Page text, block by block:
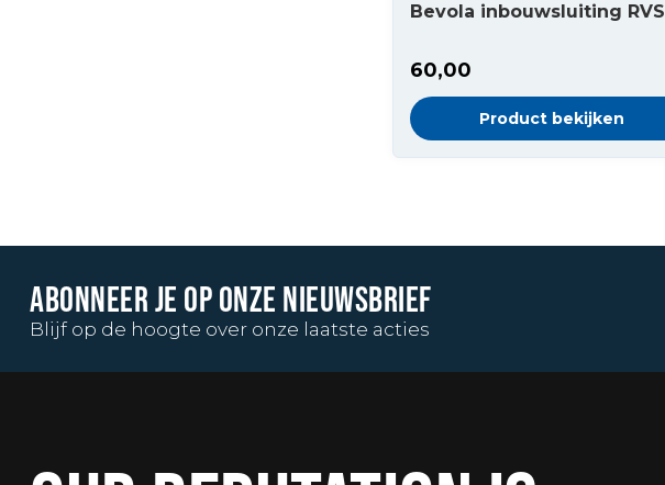
Bevola inbouwsluiting RVS
60,00
Product bekijken
ABONNEER JE OP ONZE NIEUWSBRIEF
Blijf op de hoogte over onze laatste acties